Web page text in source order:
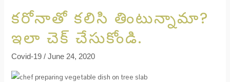
కరోనాతో కలిసి తింటున్నామా?
ఇలా చెక్ చేసుకోండి.
Covid-19 /June 24, 2020